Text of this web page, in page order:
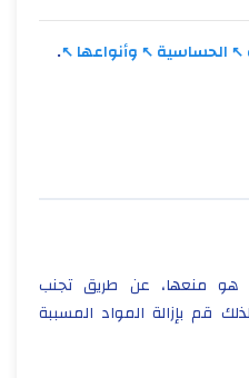
الحساسية وأنواعها .
هو منعها، عن طريق تجنب
قم بإزالة المواد المسببة